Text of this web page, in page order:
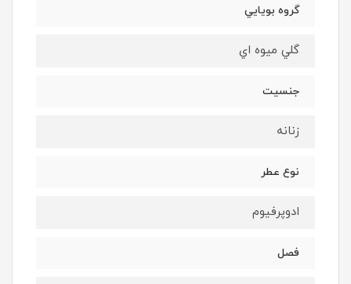
گروه بويايي
گلي ميوه اي
جنسيت
زنانه
نوع عطر
ادوپرفيوم
فصل